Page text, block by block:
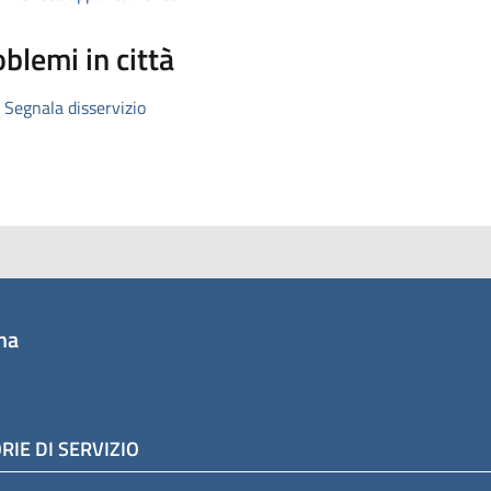
in città
Segnala disservizio
DI SERVIZIO